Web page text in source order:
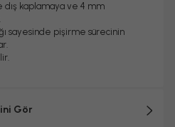
kaplamaya ve 4 mm
sayesinde pişirme sürecinin
uygun değildir.
Gör